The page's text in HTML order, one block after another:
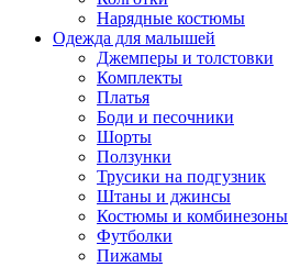
Нарядные костюмы
Одежда для малышей
Джемперы и толстовки
Комплекты
Платья
Боди и песочники
Шорты
Ползунки
Трусики на подгузник
Штаны и джинсы
Костюмы и комбинезоны
Футболки
Пижамы